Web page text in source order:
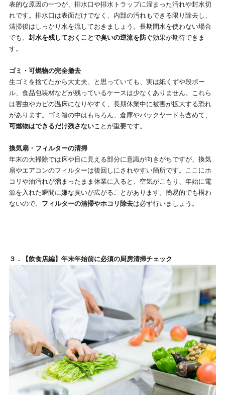
表的な原因の一つが、排水口や排水トラップに溜まった汚れや封水切
れです。排水口は表面だけでなく、内部の汚れもできる限り除去し、
清掃後はしっかり水を流しておきましょう。長期間水を使わない場合
でも、 封水を残しておくことで臭いの逆流を防ぐ効果が期待できま
す。
ゴミ・可燃物の完全撤去
生ゴミを捨てたから大丈夫、と思っていても、実は紙くずや段ボー
ル、食品包装材などが残っているケースは少なくありません。これら
は害虫やカビの温床になりやすく、長期休業中に被害が拡大する恐れ
があります。ゴミ箱の中はもちろん、倉庫やバックヤードも含めて、
可燃物はできるだけ残さないことが重要です。
換気扇・フィルターの清掃
年末の大掃除では床や目に見える部分に意識が向きがちですが、換気
扇やエアコンのフィルターは後回しにされやすい箇所です。ここにホ
コリや油汚れが溜まったまま休業に入ると、空気がこもり、年始に電
源を入れた瞬間に嫌な臭いが広がることがあります。簡易的でも構わ
ないので、 フィルターの清掃やホコリ除去は必ず行いましょう。
３．【飲食店編】年末年始前に必須の厨房清掃チェック